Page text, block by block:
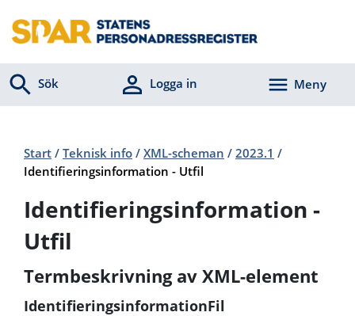
Sök Logga in Meny
Start / Teknisk info / XML-scheman / 2023.1 /
Identifieringsinformation - Utfil
Identifieringsinformation -
Utfil
Termbeskrivning av XML-element
IdentifieringsinformationFil